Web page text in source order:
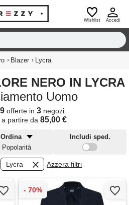
Wishlist Accedi
› Blazer › Lycra
NERO IN LYCRA
Uomo
offerte in 3negozi
partire da 85,00 €
Ordina
Popolarità
Includi sped.
Lycra Azzera filtri